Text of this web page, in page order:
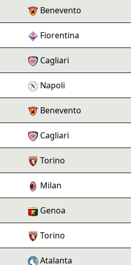
Benevento
Fiorentina
Cagliari
Napoli
Benevento
Cagliari
Torino
Milan
Genoa
Torino
Atalanta